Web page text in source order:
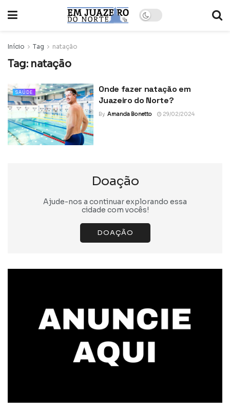
Início Tag natação
Tag: natação
SAÚDE
Onde fazer natação em
Juazeiro do Norte?
By Amanda Bonetto 29/02/2024
Doação
Ajude-nos a continuar explorando essa
cidade com vocês!
DOAÇÃO